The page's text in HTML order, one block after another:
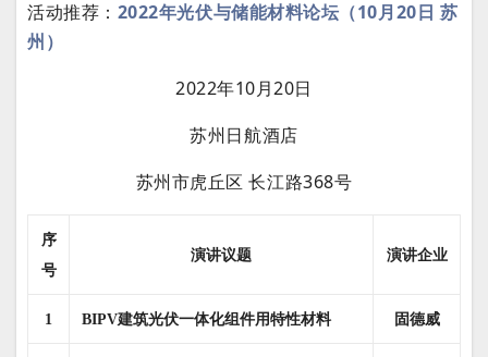
活动推荐： 2022年光伏与储能材料论坛（10月20日 苏
州）
2022年10月20日
苏州日航酒店
苏州市虎丘区 长江路368号
序
号
演讲议题 演讲企业
1 BIPV建筑光伏一体化组件用特性材料 固德威